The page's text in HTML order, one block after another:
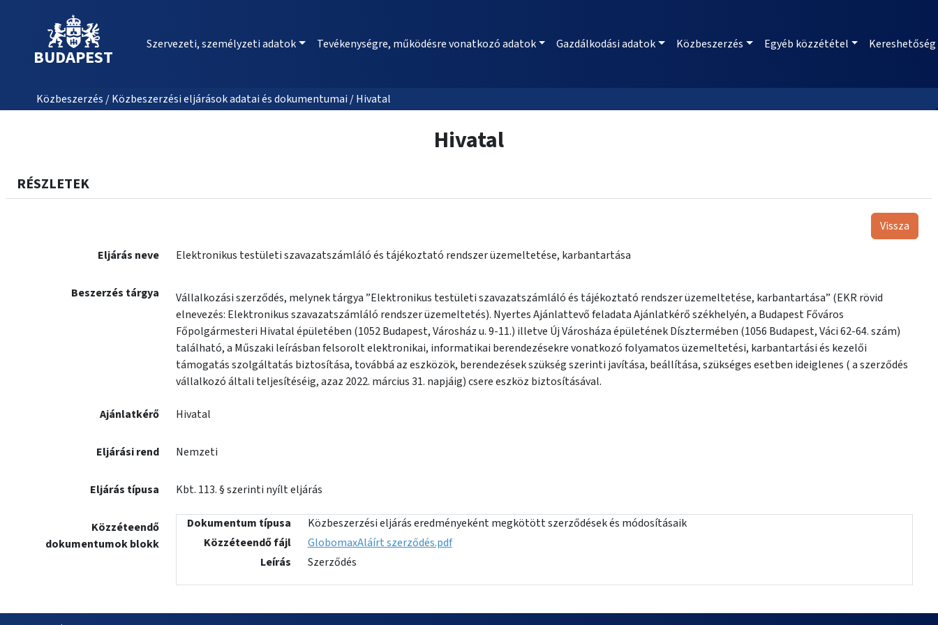
BUDAPEST
Szervezeti, személyzeti adatok Tevékenységre, működésre vonatkozó adatok Gazdálkodási adatok Közbeszerzés Egyéb közzététel Kereshetőség
Közbeszerzés / Közbeszerzési eljárások adatai és dokumentumai / Hivatal
Hivatal
RÉSZLETEK
Vissza
Eljárás neve
Elektronikus testületi szavazatszámláló és tájékoztató rendszer üzemeltetése, karbantartása
Beszerzés tárgya
Vállalkozási szerződés, melynek tárgya ”Elektronikus testületi szavazatszámláló és tájékoztató rendszer üzemeltetése, karbantartása” (EKR rövid
elnevezés: Elektronikus szavazatszámláló rendszer üzemeltetés). Nyertes Ajánlattevő feladata Ajánlatkérő székhelyén, a Budapest Főváros
Főpolgármesteri Hivatal épületében (1052 Budapest, Városház u. 9-11.) illetve Új Városháza épületének Dísztermében (1056 Budapest, Váci 62-64. szám)
található, a Műszaki leírásban felsorolt elektronikai, informatikai berendezésekre vonatkozó folyamatos üzemeltetési, karbantartási és kezelői
támogatás szolgáltatás biztosítása, továbbá az eszközök, berendezések szükség szerinti javítása, beállítása, szükséges esetben ideiglenes ( a szerződés
vállalkozó általi teljesítéséig, azaz 2022. március 31. napjáig) csere eszköz biztosításával.
Ajánlatkérő Hivatal
Eljárási rend Nemzeti
Eljárás típusa Kbt. 113. § szerinti nyílt eljárás
Közzéteendő
dokumentumok blokk
Dokumentum típusa
Közbeszerzési eljárás eredményeként megkötött szerződések és módosításaik
Közzéteendő fájl
GlobomaxAláírt szerződés.pdf
Leírás
Szerződés